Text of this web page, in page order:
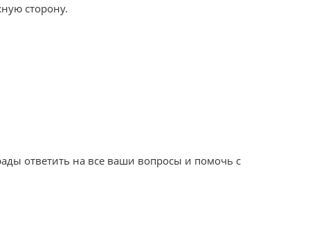
сторону.
ответить на все ваши вопросы и помочь с